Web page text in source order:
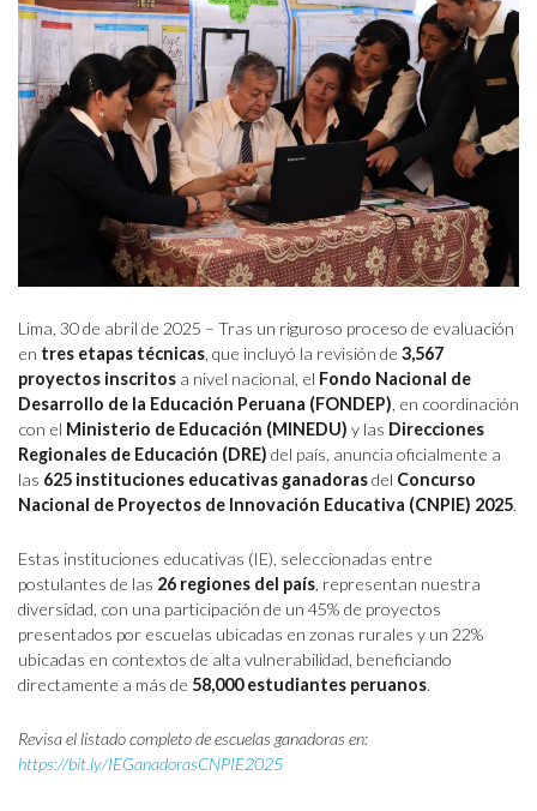
Lima, 30 de abril de 2025 – Tras un riguroso proceso de evaluación
en tres etapas técnicas , que incluyó la revisión de 3,567
proyectos inscritos a nivel nacional, el Fondo Nacional de
Desarrollo de la Educación Peruana (FONDEP) , en coordinación
con el Ministerio de Educación (MINEDU) y las Direcciones
Regionales de Educación (DRE) del país, anuncia oficialmente a
las 625 instituciones educativas ganadorasdel Concurso
Nacional de Proyectos de Innovación Educativa (CNPIE) 2025.
Estas instituciones educativas (IE), seleccionadas entre
postulantes de las 26 regiones del país , representan nuestra
diversidad, con una participación de un 45% de proyectos
presentados por escuelas ubicadas en zonas rurales y un 22%
ubicadas en contextos de alta vulnerabilidad, beneficiando
directamente a más de 58,000 estudiantes peruanos.
Revisa el listado completo de escuelas ganadoras en:
https://bit.ly/IEGanadorasCNPIE2025